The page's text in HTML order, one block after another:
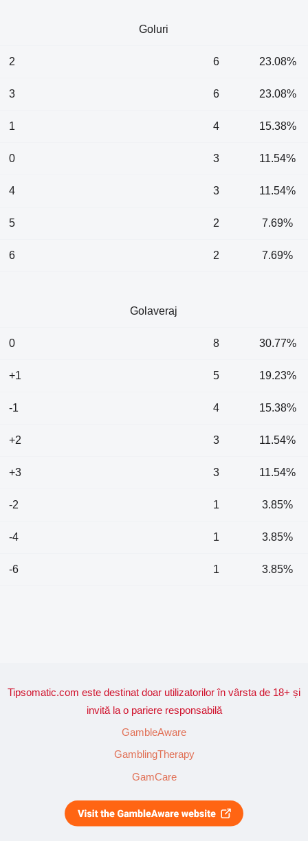
Goluri
2 6 23.08%
3 6 23.08%
1 4 15.38%
0 3 11.54%
4 3 11.54%
5 2 7.69%
6 2 7.69%
Golaveraj
0 8 30.77%
+1 5 19.23%
-1 4 15.38%
+2 3 11.54%
+3 3 11.54%
-2 1 3.85%
-4 1 3.85%
-6 1 3.85%
Tipsomatic.com este destinat doar utilizatorilor în vârsta de 18+ și
invită la o pariere responsabilă
GambleAware
GamblingTherapy
GamCare